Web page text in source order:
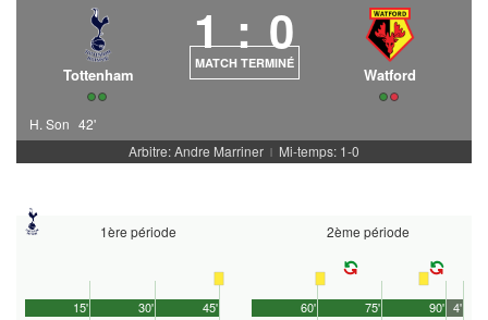
Tottenham
1 : 0
MATCH TERMINÉ
Watford
H. Son 42'
Arbitre: Andre Marriner | Mi-temps: 1-0
1ère période
45'
15' 30'
2ème période
90'
60' 75' 4'